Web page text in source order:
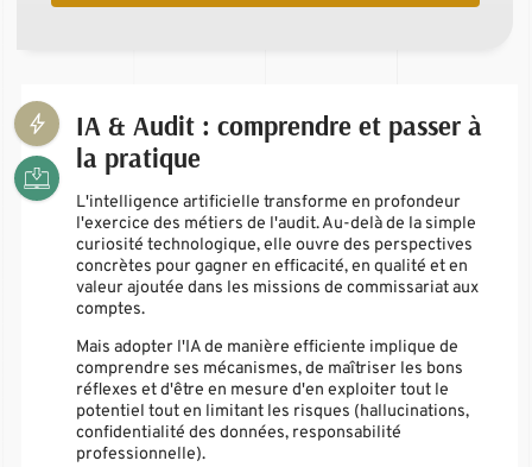
IA & Audit : comprendre et passer à
la pratique
L'intelligence artificielle transforme en profondeur
l'exercice des métiers de l'audit. Au-delà de la simple
curiosité technologique, elle ouvre des perspectives
concrètes pour gagner en efficacité, en qualité et en
valeur ajoutée dans les missions de commissariat aux
comptes.
Mais adopter l'IA de manière efficiente implique de
comprendre ses mécanismes, de maîtriser les bons
réflexes et d'être en mesure d'en exploiter tout le
potentiel tout en limitant les risques (hallucinations,
confidentialité des données, responsabilité
professionnelle).